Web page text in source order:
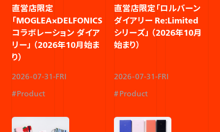
直営店限定
「MOGLEA×DELFONICS
コラボレーション ダイア
リー」 （2026年10月始ま
り）​
2026-07-31-FRI
Product
直営店限定「ロルバーン
ダイアリー Re:Limited
シリーズ」 （2026年10月
始まり）
2026-07-31-FRI
Product